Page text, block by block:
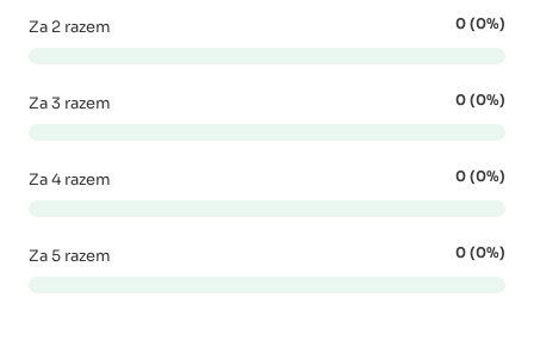
Za 2 razem 0 (0%)
Za 3 razem 0 (0%)
Za 4 razem 0 (0%)
Za 5 razem 0 (0%)